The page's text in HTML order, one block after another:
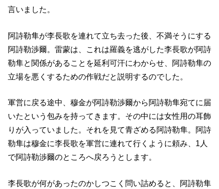
言いました。
阿詩勒隼が李長歌を連れて立ち去った後、不満そうにする
阿詩勒渉爾。雷蒙は、これは羅義を逃がした李長歌が阿詩
勒隼と関係があることを延利可汗にわからせ、阿詩勒隼の
立場を悪くするための作戦だと説明するのでした。
軍営に戻る途中、穆金が阿詩勒渉爾から阿詩勒隼宛てに届
いたという包みを持ってきます。その中には女性用の耳飾
りが入っていました。それを見て青ざめる阿詩勒隼。阿詩
勒隼は穆金に李長歌を軍営に連れて行くように頼み、1人
で阿詩勒渉爾のところへ戻ろうとします。
李長歌が何があったのかしつこく問い詰めると、阿詩勒隼